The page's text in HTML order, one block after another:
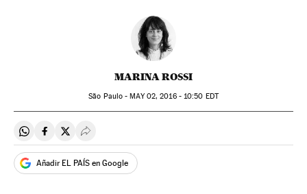
MARINA ROSSI
São Paulo - MAY02, 2016 - 10:50 EDT
Compartir en Whatsapp
Compartir en Facebook
Compartir en Twitter
Desplegar Redes Sociales
Añadir EL PAÍS en Google